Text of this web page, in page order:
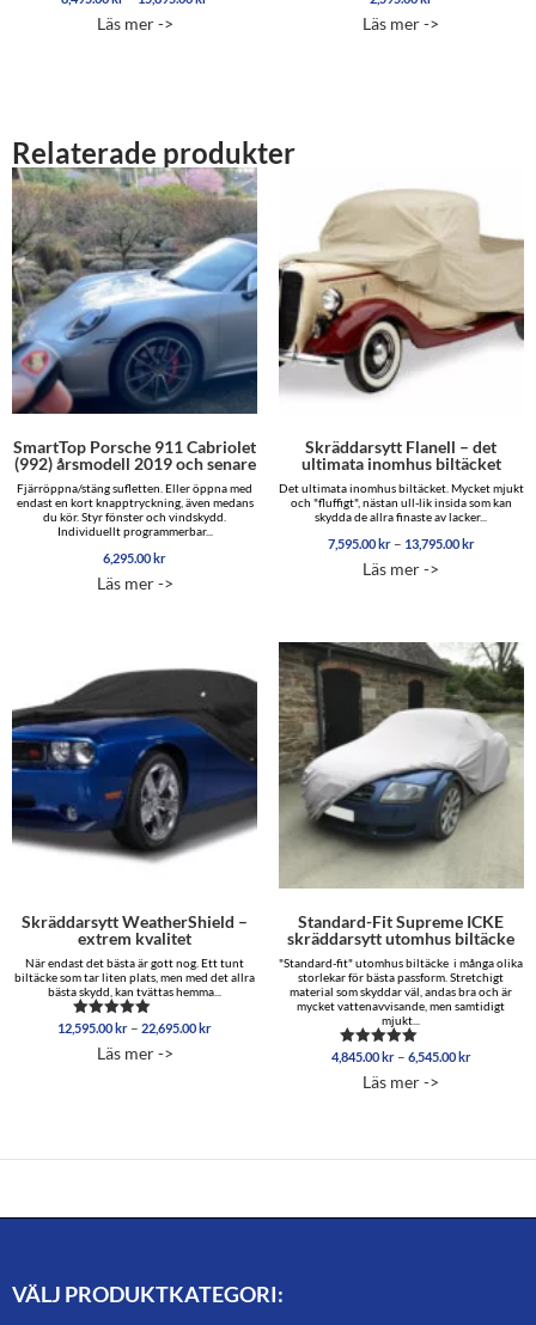
av 5
Läs mer ->
av 5
Läs mer ->
Relaterade produkter
SmartTop Porsche 911 Cabriolet
(992) årsmodell 2019 och senare
Fjärröppna/stäng sufletten. Eller öppna med
endast en kort knapptryckning, även medans
du kör. Styr fönster och vindskydd.
Individuellt programmerbar...
6,295.00kr
Läs mer ->
Skräddarsytt Flanell – det
ultimata inomhus biltäcket
Det ultimata inomhus biltäcket. Mycket mjukt
och "fluffigt", nästan ull-lik insida som kan
skydda de allra finaste av lacker...
7,595.00kr – 13,795.00kr
Läs mer ->
Skräddarsytt WeatherShield –
extrem kvalitet
När endast det bästa är gott nog. Ett tunt
biltäcke som tar liten plats, men med det allra
bästa skydd, kan tvättas hemma...
Betygsatt
av 5
12,595.00kr – 22,695.00krPrisintervall:
Läs mer ->
Standard-Fit Supreme ICKE
skräddarsytt utomhus biltäcke
"Standard-fit" utomhus biltäcke i många olika
storlekar för bästa passform. Stretchigt
material som skyddar väl, andas bra och är
mycket vattenavvisande, men samtidigt
mjukt...
Betygsatt
av 5
4,845.00kr – 6,545.00kr
Läs mer ->
VÄLJ PRODUKTKATEGORI: